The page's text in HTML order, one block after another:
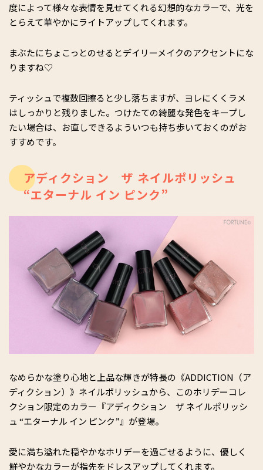
度によって様々な表情を見せてくれる幻想的なカラーで、光を
とらえて華やかにライトアップしてくれます。
まぶたにちょこっとのせるとデイリーメイクのアクセントにな
りますね♡
ティッシュで複数回擦ると少し落ちますが、ヨレにくくラメ
はしっかりと残りました。つけたての綺麗な発色をキープし
たい場合は、お直しできるよういつも持ち歩いておくのがお
すすめです。
アディクション ザ ネイルポリッシュ
“エターナル イン ピンク”
なめらかな塗り心地と上品な輝きが特長の《ADDICTION（ア
ディクション）》ネイルポリッシュから、このホリデーコレ
クション限定のカラー『アディクション ザ ネイルポリッシ
ュ “エターナル イン ピンク”』が登場。
愛に満ち溢れた穏やかなホリデーを過ごせるように、優しく
鮮やかなカラーが指先をドレスアップしてくれます。